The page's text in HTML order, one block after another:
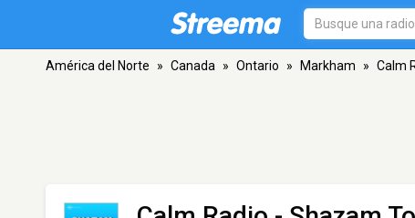
América del Norte » Canada » Ontario » Markham » Calm